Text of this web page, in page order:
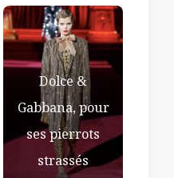
Dolce &
Gabbana, pour
ses pierrots
strassés